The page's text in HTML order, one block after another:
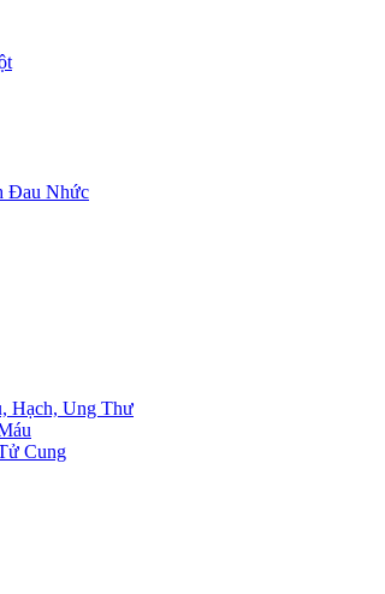
Đau Nhức
Hạch, Ung Thư
Cung